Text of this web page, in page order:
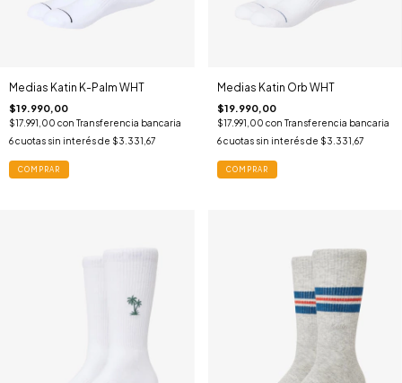
Medias Katin K-Palm WHT
$19.990,00
$17.991,00 con Transferencia bancaria
6cuotas sin interés de $3.331,67
COMPRAR
Medias Katin Orb WHT
$19.990,00
$17.991,00 con Transferencia bancaria
6 cuotas sin interés de $3.331,67
COMPRAR